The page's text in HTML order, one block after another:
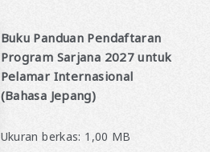
Buku Panduan Pendaftaran
Program Sarjana 2027 untuk
Pelamar Internasional
(Bahasa Jepang)
Ukuran berkas: 1,00 MB